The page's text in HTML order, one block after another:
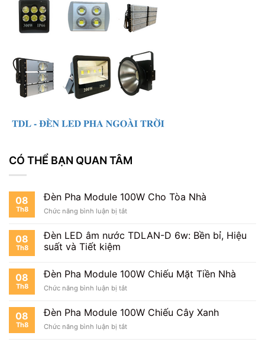
CÓ THỂ BẠN QUAN TÂM
08
Th8
Đèn Pha Module 100W Cho Tòa Nhà
Chức năng bình luận bị tắtở
Pha
Module
Tòa
08
Th8
Đèn LED âm nước TDLAN-D 6w: Bền bỉ, Hiệu
suất và Tiết kiệm
08
Th8
Đèn Pha Module 100W Chiếu Mặt Tiền Nhà
Chức năng bình luận bị tắtở
Pha
Module
100W
08
Th8
Đèn Pha Module 100W Chiếu Cây Xanh
Chức năng bình luận bị tắtở